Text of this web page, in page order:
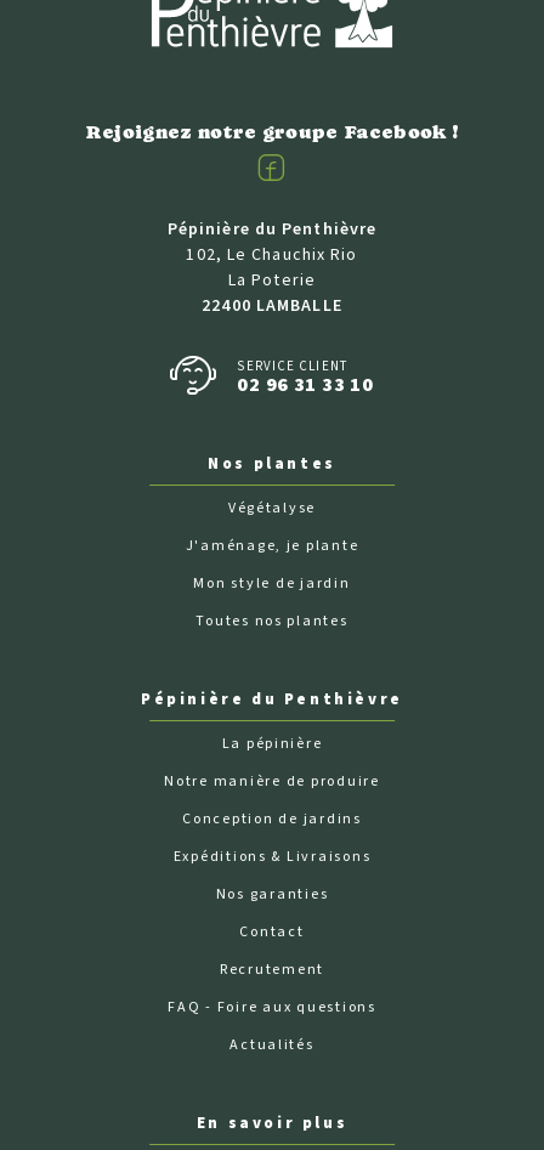
Rejoignez notre groupe Facebook !
Facebook
Pépinière du Penthièvre
102, Le Chauchix Rio
La Poterie
22400 LAMBALLE
SERVICE CLIENT
02 96 31 33 10
Nos plantes
Végétalyse
J'aménage, je plante
Mon style de jardin
Toutes nos plantes
Pépinière du Penthièvre
La pépinière
Notre manière de produire
Conception de jardins
Expéditions & Livraisons
Nos garanties
Contact
Recrutement
FAQ - Foire aux questions
Actualités
En savoir plus